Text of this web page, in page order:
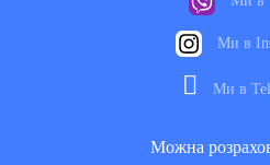
Ми в
Ми в
Можна